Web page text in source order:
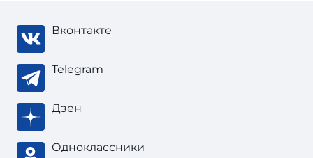
Вконтакте
Telegram
Дзен
Одноклассники